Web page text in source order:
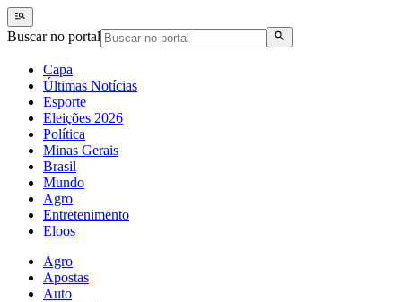
Buscar no portal
Capa
Últimas Notícias
Esporte
Eleições 2026
Política
Minas Gerais
Brasil
Mundo
Agro
Entretenimento
Eloos
Agro
Apostas
Auto